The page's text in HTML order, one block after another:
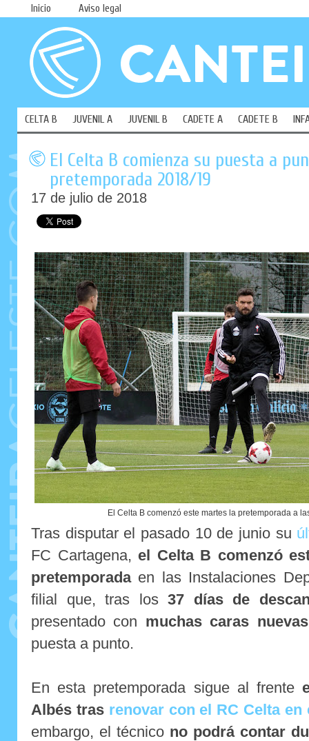
Inicio Aviso legal
CELTA B JUVENIL A JUVENIL B CADETE A CADETE B
El Celta B comienza su puesta a
pretemporada 2018/19
17 de julio de 2018
El Celta B comenzó este martes la pretemporada a
Tras disputar el pasado 10 de junio su
FC Cartagena, el Celta B comenzó
pretemporadaen las Instalaciones
filial que, tras los37 días de
presentado con muchas caras nuevas
puesta a punto.
En esta pretemporada sigue al frente
Albés tras renovar con el RC Celta
embargo, el técnico no podrá contar